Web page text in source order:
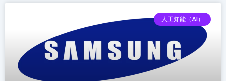
人工知能（AI）